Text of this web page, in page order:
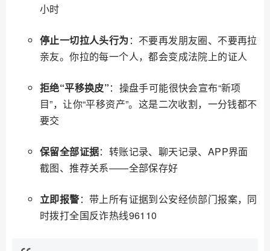
小时
停止一切拉人头行为 ：不要再发朋友圈、不要再拉
亲友。你拉的每一个人，都会变成法院上的证人
拒绝“平移换皮”：操盘手可能很快会宣布“新项
目”，让你“平移资产”。这是二次收割，一分钱都不
要交
保留全部证据：转账记录、聊天记录、APP界面
截图、推荐关系——全部保存好
立即报警：带上所有证据到公安经侦部门报案，同
时拨打全国反诈热线96110